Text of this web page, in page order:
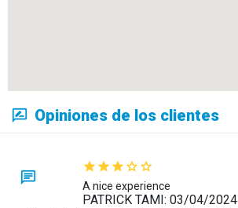
Opiniones de los clientes
A nice experience
PATRICK TAMI: 03/04/2024